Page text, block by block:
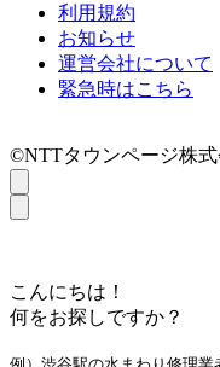
利用規約
お知らせ
運営会社について
緊急時はこちら
©NTTタウンページ株式
こんにちは！
何をお探しですか？